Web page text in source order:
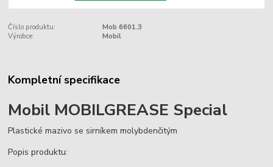
Číslo produktu:
Mob 6601.3
Výrobce:
Mobil
Kompletní specifikace
Mobil MOBILGREASE Special
Plastické mazivo se sirníkem molybdenčitým
Popis produktu: